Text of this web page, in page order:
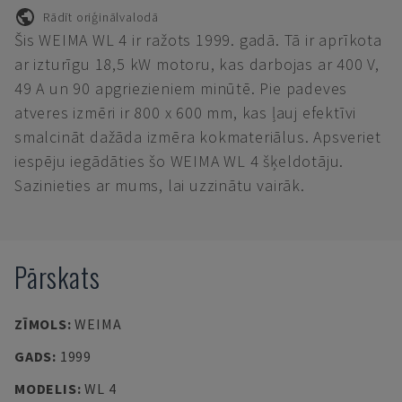
Rādīt oriģinālvalodā
Šis WEIMA WL 4 ir ražots 1999. gadā. Tā ir aprīkota
ar izturīgu 18,5 kW motoru, kas darbojas ar 400 V,
49 A un 90 apgriezieniem minūtē. Pie padeves
atveres izmēri ir 800 x 600 mm, kas ļauj efektīvi
smalcināt dažāda izmēra kokmateriālus. Apsveriet
iespēju iegādāties šo WEIMA WL 4 šķeldotāju.
Sazinieties ar mums, lai uzzinātu vairāk.
Pārskats
ZĪMOLS:WEIMA
GADS: 1999
MODELIS:WL 4